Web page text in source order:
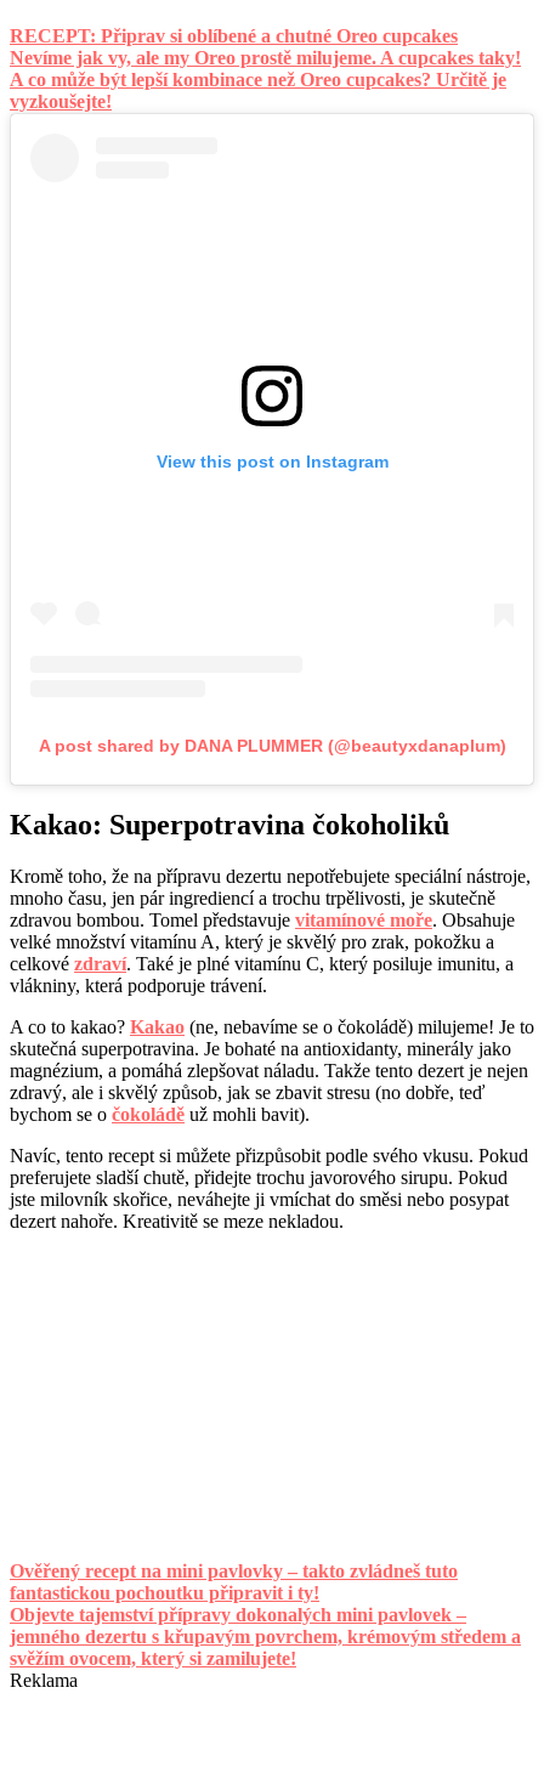
RECEPT: Připrav si oblíbené a chutné Oreo cupcakes
Nevíme jak vy, ale my Oreo prostě milujeme. A cupcakes taky!
A co může být lepší kombinace než Oreo cupcakes? Určitě je
vyzkoušejte!
View this post on Instagram
A post shared by DANA PLUMMER (@beautyxdanaplum)
Kakao: Superpotravina čokoholiků
Kromě toho, že na přípravu dezertu nepotřebujete speciální nástroje,
mnoho času, jen pár ingrediencí a trochu trpělivosti, je skutečně
zdravou bombou. Tomel představuje vitamínové moře. Obsahuje
velké množství vitamínu A, který je skvělý pro zrak, pokožku a
celkové zdraví. Také je plné vitamínu C, který posiluje imunitu, a
vlákniny, která podporuje trávení.
A co to kakao? Kakao (ne, nebavíme se o čokoládě) milujeme! Je to
skutečná superpotravina. Je bohaté na antioxidanty, minerály jako
magnézium, a pomáhá zlepšovat náladu. Takže tento dezert je nejen
zdravý, ale i skvělý způsob, jak se zbavit stresu (no dobře, teď
bychom se o čokoládě už mohli bavit).
Navíc, tento recept si můžete přizpůsobit podle svého vkusu. Pokud
preferujete sladší chutě, přidejte trochu javorového sirupu. Pokud
jste milovník skořice, neváhejte ji vmíchat do směsi nebo posypat
dezert nahoře. Kreativitě se meze nekladou.
Ověřený recept na mini pavlovky – takto zvládneš tuto
fantastickou pochoutku připravit i ty!
Objevte tajemství přípravy dokonalých mini pavlovek –
jemného dezertu s křupavým povrchem, krémovým středem a
svěžím ovocem, který si zamilujete!
Reklama